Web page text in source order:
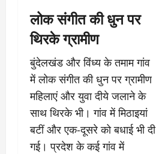
लोक संगीत की धुन पर
थिरके ग्रामीण
बुंदेलखंड और विंध्य के तमाम गांव
में लोक संगीत की धुन पर ग्रामीण
महिलाएं और युवा दीये जलाने के
साथ थिरके भी। गांव में मिठाइयां
बटीं और एक-दूसरे को बधाई भी दी
गई। प्रदेश के कई गांव में